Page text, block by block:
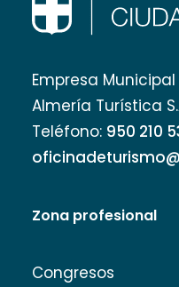
Empresa Municipal
Almería Turística
Teléfono: 950 210
Zona profesional
Congresos